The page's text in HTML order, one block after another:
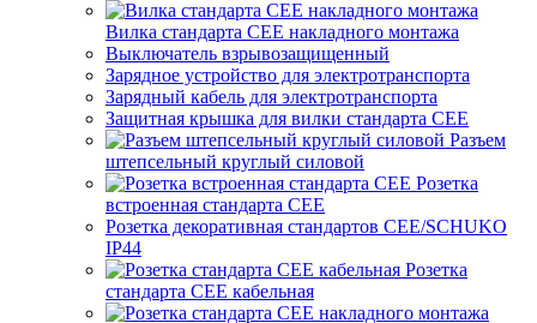
Вилка стандарта CEE накладного монтажа
Выключатель взрывозащищенный
Зарядное устройство для электротранспорта
Зарядный кабель для электротранспорта
Защитная крышка для вилки стандарта CEE
Разъем
штепсельный круглый силовой
Розетка
встроенная стандарта CEE
Розетка декоративная стандартов CEE/SCHUKO
IP44
Розетка
стандарта СЕЕ кабельная